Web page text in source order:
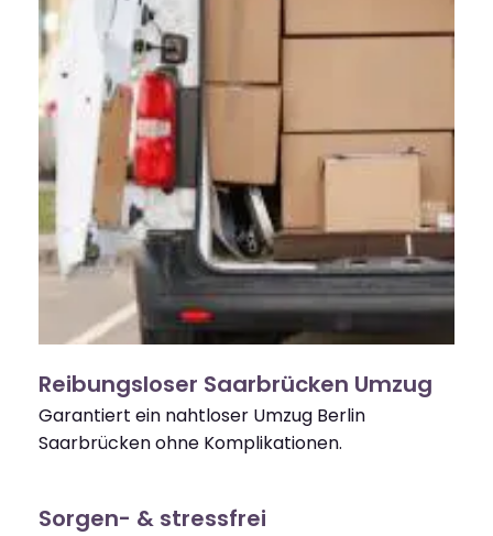
Reibungsloser Saarbrücken Umzug
Garantiert ein nahtloser Umzug Berlin
Saarbrücken ohne Komplikationen.
Sorgen- & stressfrei